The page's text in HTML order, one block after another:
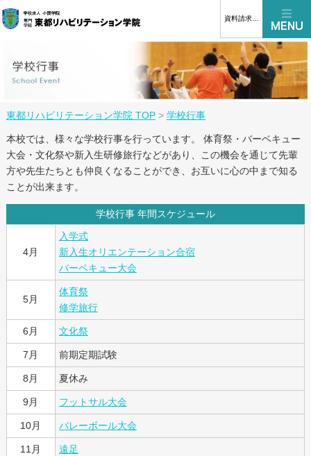
東都リハビリテーション学院 TOP > 学校行事
本校では、様々な学校行事を行っています。 体育祭・バーベキュー
大会・文化祭や新入生研修旅行などがあり、この機会を通じて先輩
方や先生たちとも仲良くなることができ、お互いに心の中まで知る
ことが出来ます。
学校行事 年間スケジュール
4月
入学式
新入生オリエンテーション合宿
バーベキュー大会
5月
体育祭
修学旅行
6月 文化祭
7月 前期定期試験
8月 夏休み
9月 フットサル大会
10月 バレーボール大会
11月 遠足